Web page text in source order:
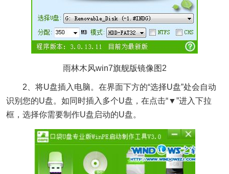
雨林木风win7旗舰版镜像图2
2、将U盘插入电脑。在界面下方的“选择U盘”处会自动
识别您的U盘。如同时插入多个U盘，在点击“▼”进入下拉
框，选择你需要制作U盘启动的U盘。